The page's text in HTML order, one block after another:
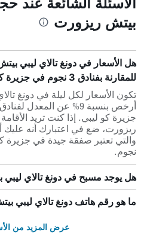
بيتش ريزورت
هل الأسعار في دونغ تالاي ليبي
للمقارنة بفنادق 3 نجوم في جزيرة كو ليبي؟
تكون الأسعار لكل ليلة في دونغ
جزيرة كو ليبي. إذا كنت تريد
نجوم.
هل يوجد مسبح في دونغ تالاي
ما هو رقم هاتف دونغ تالاي ليبي
عرض المزيد من